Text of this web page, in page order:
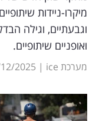
שיווק
ופרסום
משפט
מדדים
ומחקרים
מיקרו-ניידות
וגבעתיים, וגילה
ואופניים שיתופיים.
מערכת ice |
2025